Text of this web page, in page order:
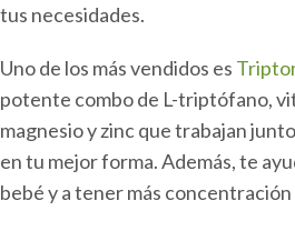
tus necesidades.
Uno de los más vendidos es
potente combo de L-triptófano,
magnesio y zinc que trabajan
en tu mejor forma. Además, te
bebé y a tener más concentración